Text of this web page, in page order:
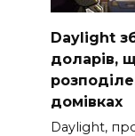
Daylight
доларів,
домівках
Daylight,